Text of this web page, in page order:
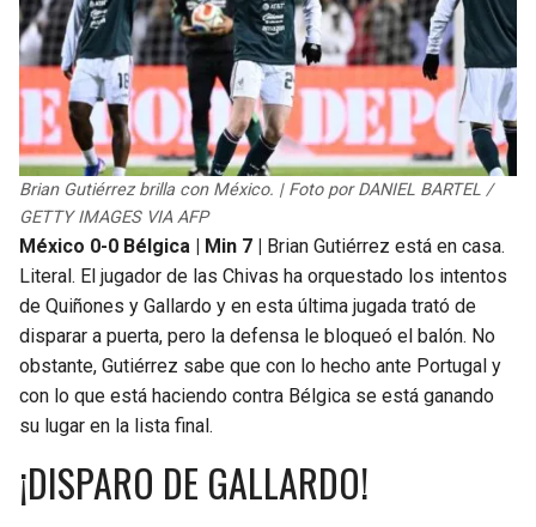
Brian Gutiérrez brilla con México. | Foto por DANIEL BARTEL /
GETTY IMAGES VIA AFP
México 0-0 Bélgica | Min 7 | Brian Gutiérrez está en casa.
Literal. El jugador de las Chivas ha orquestado los intentos
de Quiñones y Gallardo y en esta última jugada trató de
disparar a puerta, pero la defensa le bloqueó el balón. No
obstante, Gutiérrez sabe que con lo hecho ante Portugal y
con lo que está haciendo contra Bélgica se está ganando
su lugar en la lista final.
¡DISPARO DE GALLARDO!